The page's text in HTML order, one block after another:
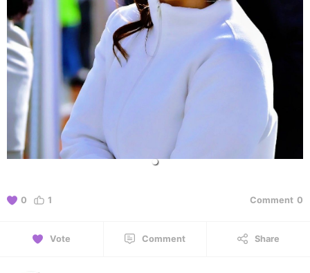
0 1 Comment 0
Vote Comment Share